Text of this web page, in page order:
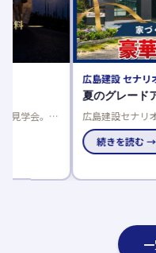
広島建設 セナリオハウス
夏のグレードアップキャ
広島建設セナリオハウスで夏
催中！来場者プレゼントや豪
に理想の住まいを実現しませ
続きを読む →